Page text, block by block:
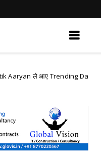
ले आए Trending Dance Move